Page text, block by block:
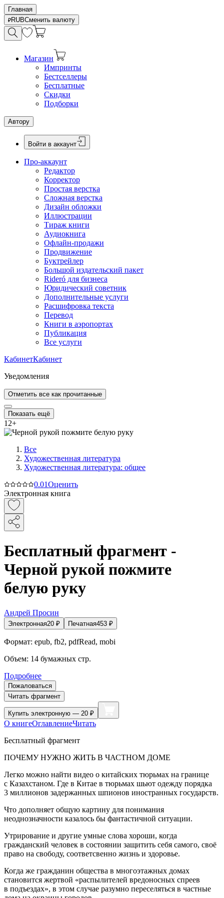
Главная
RUBСменить валюту
Магазин
Импринты
Бестселлеры
Бесплатные
Скидки
Подборки
Автору
Войти в аккаунт
Про-аккаунт
Редактор
Корректор
Простая верстка
Сложная верстка
Дизайн обложки
Иллюстрации
Тираж книги
Аудиокнига
Офлайн-продажи
Продвижение
Буктрейлер
Большой издательский пакет
Rideró для бизнеса
Юридический советник
Дополнительные услуги
Расшифровка текста
Перевод
Книги в аэропортах
Публикация
Все услуги
КабинетКабинет
Уведомления
Отметить все как прочитанные
Показать ещё
12+
Все
Художественная литература
Художественная литература: общее
0.01Оценить
Электронная книга
Бесплатный фрагмент -
Черной рукой пожмите
белую руку
Андрей Просин
Электронная20 ₽ Печатная453 ₽
Формат: epub, fb2, pdfRead, mobi
Объем: 14 бумажных стр.
Подробнее
Пожаловаться
Читать фрагмент
Купить электронную — 20 ₽
О книгеОглавлениеЧитать
Бесплатный фрагмент
ПОЧЕМУ НУЖНО ЖИТЬ В ЧАСТНОМ ДОМЕ
Легко можно найти видео о китайских тюрьмах на границе
с Казахстаном. Где в Китае в тюрьмах шьют одежду порядка
3 миллионов задержанных шпионов иностранных государств.
Что дополняет общую картину для понимания
неоднозначности казалось бы фантастичной ситуации.
Утрирование и другие умные слова хороши, когда
гражданский человек в состоянии защитить себя самого, своё
право на свободу, соответсвенно жизнь и здоровье.
Когда же гражданин общества в многоэтажных домах
становится жертвой «распылителей вредоносных спреев
в подъездах», в этом случае разумно переселяться в частные